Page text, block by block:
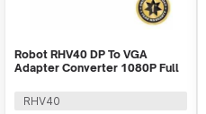
Robot RHV40 DP To VGA
Adapter Converter 1080P Full
RHV40